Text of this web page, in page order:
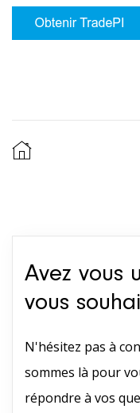
Avez vous
vous
N'hésitez pas à
sommes là pour
répondre à vos